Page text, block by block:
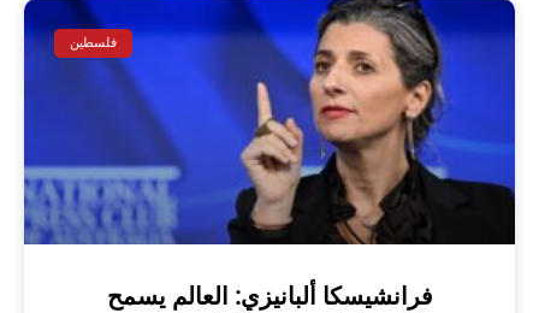
فلسطين
فرانشيسكا ألبانيزي: العالم يسمح